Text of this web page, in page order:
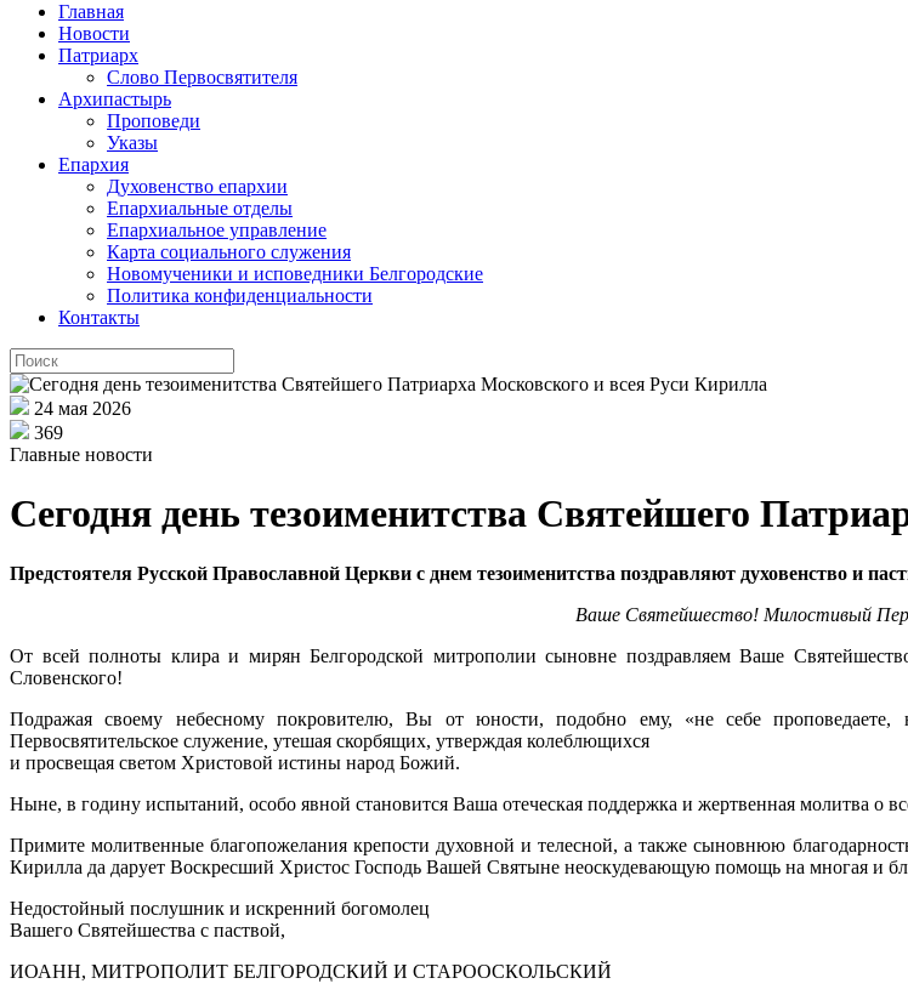
Главная
Новости
Патриарх
Слово Первосвятителя
Архипастырь
Проповеди
Указы
Епархия
Духовенство епархии
Епархиальные отделы
Епархиальное управление
Карта социального служения
Новомученики и исповедники Белгородские
Политика конфиденциальности
Контакты
24 мая 2026
369
Главные новости
Сегодня день тезоименитства Святейшего
Предстоятеля Русской Православной Церкви с днем тезоименитства поздравляют духовенство и
Ваше Святейшество! Милостивый
От всей полноты клира и мирян Белгородской митрополии сыновне поздравляем Ваше
Словенского!
Подражая своему небесному покровителю, Вы от юности, подобно ему, «не себе
Первосвятительское служение, утешая скорбящих, утверждая колеблющихся
и просвещая светом Христовой истины народ Божий.
Ныне, в годину испытаний, особо явной становится Ваша отеческая поддержка и жертвенная молитва о
Примите молитвенные благопожелания крепости духовной и телесной, а также сыновнюю
Кирилла да дарует Воскресший Христос Господь Вашей Святыне неоскудевающую помощь на многая и
Недостойный послушник и искренний богомолец
Вашего Святейшества с паствой,
ИОАНН, МИТРОПОЛИТ БЕЛГОРОДСКИЙ И СТАРООСКОЛЬСКИЙ